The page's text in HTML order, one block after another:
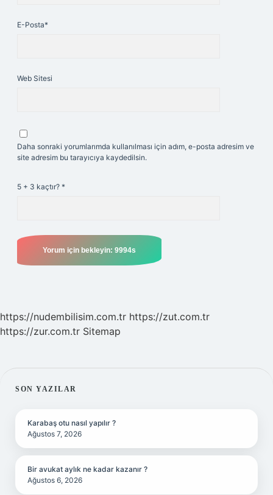
E-Posta*
Web Sitesi
Daha sonraki yorumlarımda kullanılması için adım, e-posta adresim ve
site adresim bu tarayıcıya kaydedilsin.
5 + 3 kaçtır? *
https://nudembilisim.com.tr https://zut.com.tr
https://zur.com.tr Sitemap
SIDEBAR
SON YAZILAR
Karabaş otu nasıl yapılır ?
Ağustos 7, 2026
Bir avukat aylık ne kadar kazanır ?
Ağustos 6, 2026